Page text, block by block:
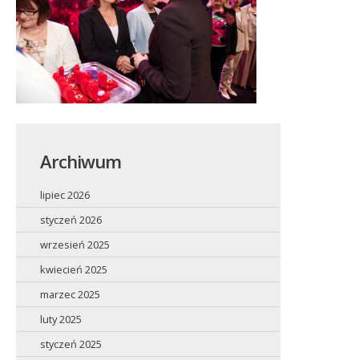
Archiwum
lipiec 2026
styczeń 2026
wrzesień 2025
kwiecień 2025
marzec 2025
luty 2025
styczeń 2025